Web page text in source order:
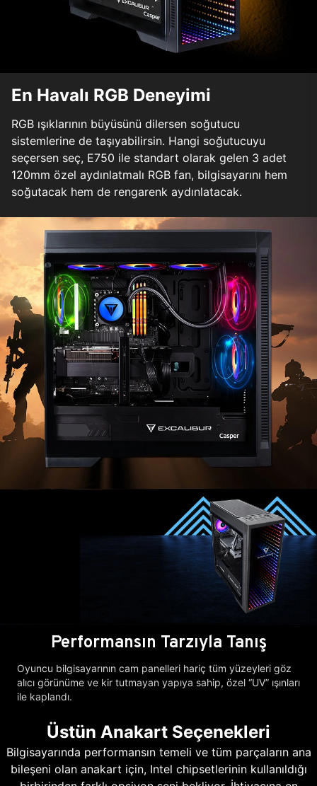
En Havalı RGB Deneyimi
RGB ışıklarının büyüsünü dilersen soğutucu
sistemlerine de taşıyabilirsin. Hangi soğutucuyu
seçersen seç, E750 ile standart olarak gelen 3 adet
120mm özel aydınlatmalı RGB fan, bilgisayarını hem
soğutacak hem de rengarenk aydınlatacak.
Performansın Tarzıyla Tanış
Oyuncu bilgisayarının cam panelleri hariç tüm yüzeyleri göz
alıcı görünüme ve kir tutmayan yapıya sahip, özel “UV” ışınları
ile kaplandı.
Üstün Anakart Seçenekleri
Bilgisayarında performansın temeli ve tüm parçaların ana
bileşeni olan anakart için, Intel chipsetlerinin kullanıldığı